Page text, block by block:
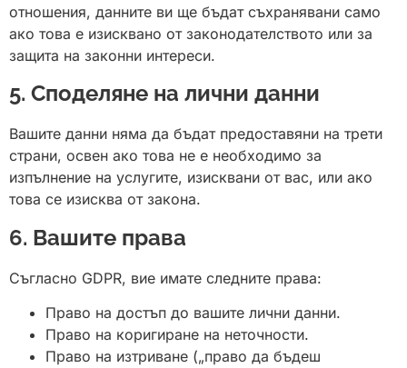
отношения, данните ви ще бъдат съхранявани само
ако това е изисквано от законодателството или за
защита на законни интереси.
5. Споделяне на лични данни
Вашите данни няма да бъдат предоставяни на трети
страни, освен ако това не е необходимо за
изпълнение на услугите, изисквани от вас, или ако
това се изисква от закона.
6. Вашите права
Съгласно GDPR, вие имате следните права:
Право на достъп до вашите лични данни.
Право на коригиране на неточности.
Право на изтриване („право да бъдеш